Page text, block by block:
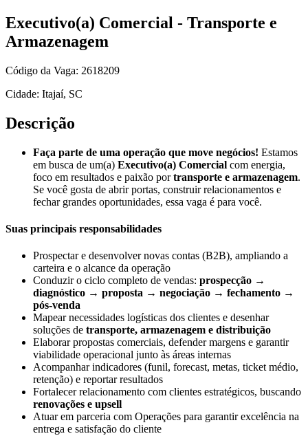
Executivo(a) Comercial - Transporte e
Armazenagem
Código da Vaga: 2618209
Cidade: Itajaí, SC
Descrição
Faça parte de uma operação que move negócios! Estamos
em busca de um(a) Executivo(a) Comercial com energia,
foco em resultados e paixão portransporte e armazenagem.
Se você gosta de abrir portas, construir relacionamentos e
fechar grandes oportunidades, essa vaga é para você.
Suas principais responsabilidades
Prospectar e desenvolver novas contas (B2B), ampliando a
carteira e o alcance da operação
Conduzir o ciclo completo de vendas: prospecção →
diagnóstico → proposta → negociação → fechamento →
pós-venda
Mapear necessidades logísticas dos clientes e desenhar
soluções de transporte, armazenagem e distribuição
Elaborar propostas comerciais, defender margens e garantir
viabilidade operacional junto às áreas internas
Acompanhar indicadores (funil, forecast, metas, ticket médio,
retenção) e reportar resultados
Fortalecer relacionamento com clientes estratégicos, buscando
renovações e upsell
Atuar em parceria com Operações para garantir excelência na
entrega e satisfação do cliente